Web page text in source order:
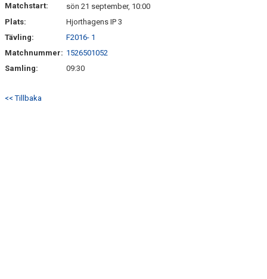
Matchstart:
sön 21 september, 10:00
Plats:
Hjorthagens IP 3
Tävling:
F2016- 1
Matchnummer: 1526501052
Samling:
09:30
<< Tillbaka